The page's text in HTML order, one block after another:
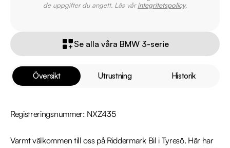
Översikt Utrustning Historik
Registreringsnummer: NXZ435
Varmt välkommen till oss på Riddermark Bil i Tyresö. Här har
de uppgifter du angett. Läs vårintegritetspolicy.
Se alla våra BMW 3-serie